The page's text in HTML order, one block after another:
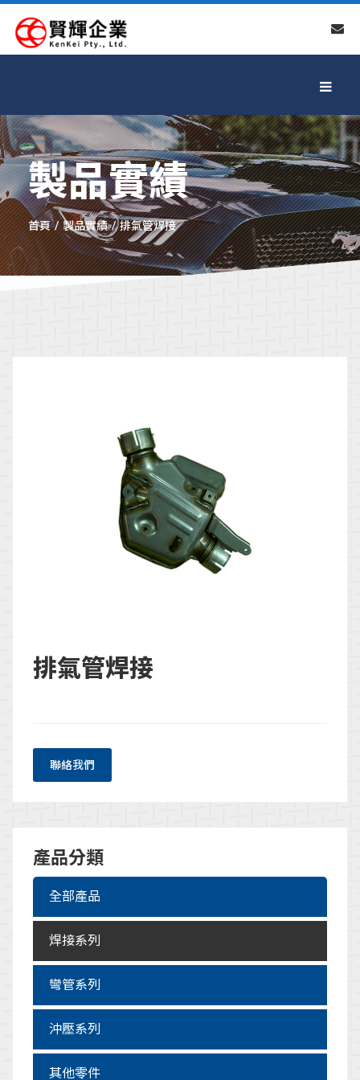
製品實績
首頁 製品實績 排氣管焊接
排氣管焊接
聯絡我們
產品分類
全部產品
焊接系列
彎管系列
沖壓系列
其他零件